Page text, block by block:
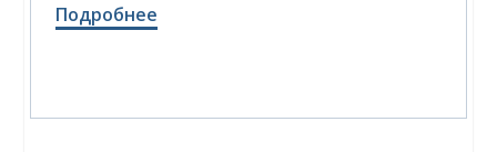
Подробнее